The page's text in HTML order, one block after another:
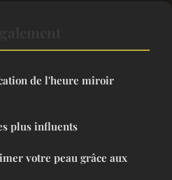
de l'heure miroir
plus influents
votre peau grâce aux